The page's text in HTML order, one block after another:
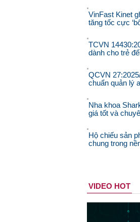
VinFast Kinet
tăng tốc cực
TCVN
dành cho trẻ
QCVN
chuẩn quản lý
Nha khoa
giá tốt và
Hộ chiếu sản
chung trong
VIDEO HOT